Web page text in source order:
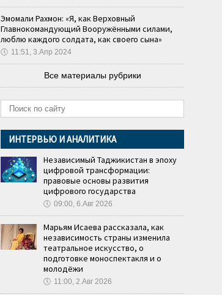
Эмомали Рахмон: «Я, как Верховный
Главнокомандующий Вооружёнными силами,
люблю каждого солдата, как своего сына»
🕔 11:51, 3.Апр 2024
Все материалы рубрики
ИНТЕРВЬЮ И АНАЛИТИКА
Независимый Таджикистан в эпоху
цифровой трансформации:
правовые основы развития
цифрового государства
🕔 09:00, 6.Авг 2026
Марьям Исаева рассказала, как
независимость страны изменила
театральное искусство, о
подготовке моноспектакля и о
молодёжи
🕔 11:00, 2.Авг 2026